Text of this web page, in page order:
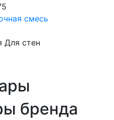
смесь
Для стен
бренда